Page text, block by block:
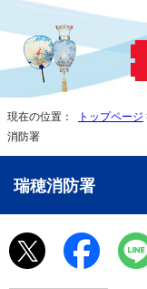
現在の位置： トップページ
消防署
瑞穂消防署